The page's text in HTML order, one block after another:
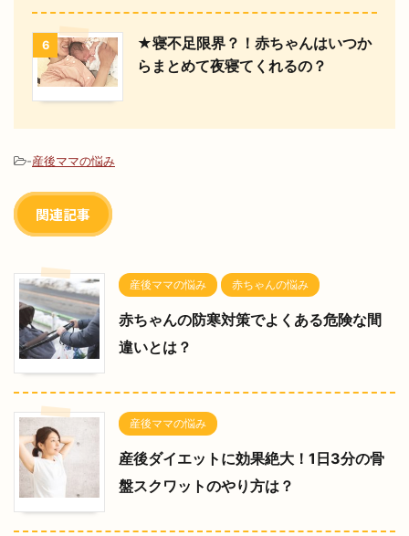
6
★寝不足限界？！赤ちゃんはいつか
らまとめて夜寝てくれるの？
-産後ママの悩み
関連記事
産後ママの悩み 赤ちゃんの悩み
赤ちゃんの防寒対策でよくある危険な間
違いとは？
産後ママの悩み
産後ダイエットに効果絶大！1日3分の骨
盤スクワットのやり方は？